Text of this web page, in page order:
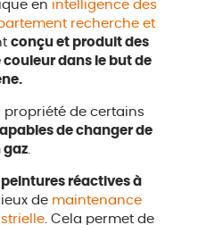
en intelligence des
recherche et
conçu et produit des
dans le but de
propriété de certains
de changer de
gaz
réactives à
de maintenance
. Cela permet de